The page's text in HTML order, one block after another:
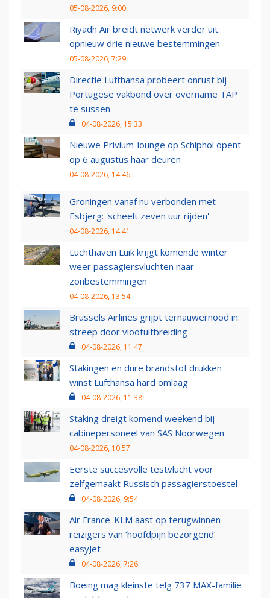
05-08-2026, 9:00
Riyadh Air breidt netwerk verder uit:
opnieuw drie nieuwe bestemmingen
05-08-2026, 7:29
Directie Lufthansa probeert onrust bij
Portugese vakbond over overname TAP
te sussen
04-08-2026, 15:33
Nieuwe Privium-lounge op Schiphol opent
op 6 augustus haar deuren
04-08-2026, 14:46
Groningen vanaf nu verbonden met
Esbjerg: 'scheelt zeven uur rijden'
04-08-2026, 14:41
Luchthaven Luik krijgt komende winter
weer passagiersvluchten naar
zonbestemmingen
04-08-2026, 13:54
Brussels Airlines grijpt ternauwernood in:
streep door vlootuitbreiding
04-08-2026, 11:47
Stakingen en dure brandstof drukken
winst Lufthansa hard omlaag
04-08-2026, 11:38
Staking dreigt komend weekend bij
cabinepersoneel van SAS Noorwegen
04-08-2026, 10:57
Eerste succesvolle testvlucht voor
zelfgemaakt Russisch passagierstoestel
04-08-2026, 9:54
Air France-KLM aast op terugwinnen
reizigers van ‘hoofdpijn bezorgend’
easyJet
04-08-2026, 7:26
Boeing mag kleinste telg 737 MAX-familie